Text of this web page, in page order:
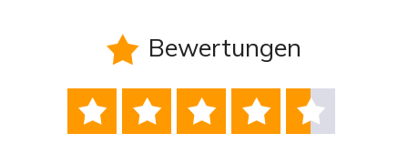
 Bewertungen
    